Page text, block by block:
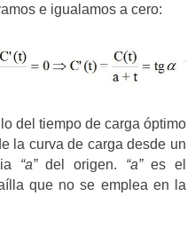
e igualamos a cero:
del tiempo de carga óptimo
la curva de carga desde un
“a”del origen. “a”es el
que no se emplea en la